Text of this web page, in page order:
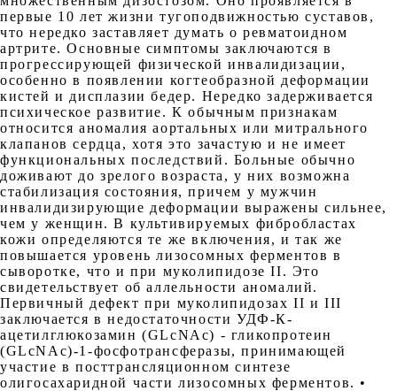
первые 10 лет жизни тугоподвижностью суставов,
что нередко заставляет думать о ревматоидном
артрите. Основные симптомы заключаются в
прогрессирующей физической инвалидизации,
особенно в появлении когтеобразной деформации
кистей и дисплазии бедер. Нередко задерживается
психическое развитие. К обычным признакам
относится аномалия аортальных или митрального
клапанов сердца, хотя это зачастую и не имеет
функциональных последствий. Больные обычно
доживают до зрелого возраста, у них возможна
стабилизация состояния, причем у мужчин
инвалидизирующие деформации выражены сильнее,
чем у женщин. В культивируемых фибробластах
кожи определяются те же включения, и так же
повышается уровень лизосомных ферментов в
сыворотке, что и при муколипидозе II. Это
свидетельствует об аллельности аномалий.
Первичный дефект при муколипидозах II и III
заключается в недостаточности УДФ-К-
ацетилглюкозамин (GLcNAc) - гликопротеин
(GLcNАс)-1-фосфотрансферазы, принимающей
участие в посттрансляционном синтезе
олигосахаридной части лизосомных ферментов. •